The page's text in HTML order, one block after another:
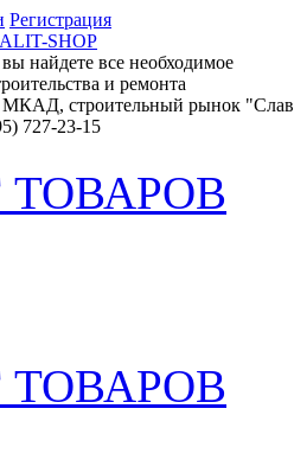
Регистрация
найдете все необходимое
и ремонта
строительный рынок
727-23-15
ТОВАРОВ
ТОВАРОВ